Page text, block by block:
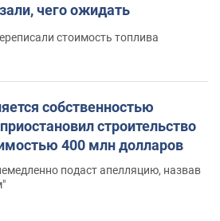
чего ожидать
стоимость топлива
собственностью
строительство
400 млн долларов
подаст апелляцию, назвав